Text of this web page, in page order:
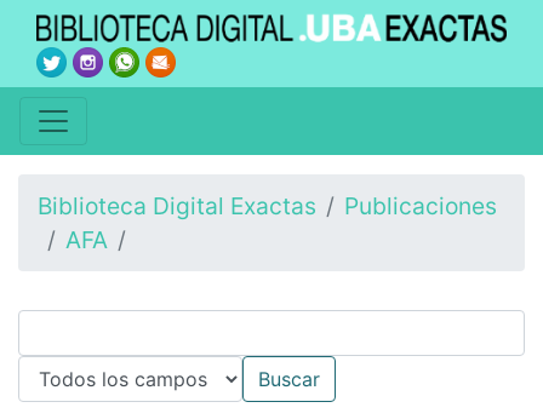
Biblioteca Digital Exactas
Publicaciones
AFA